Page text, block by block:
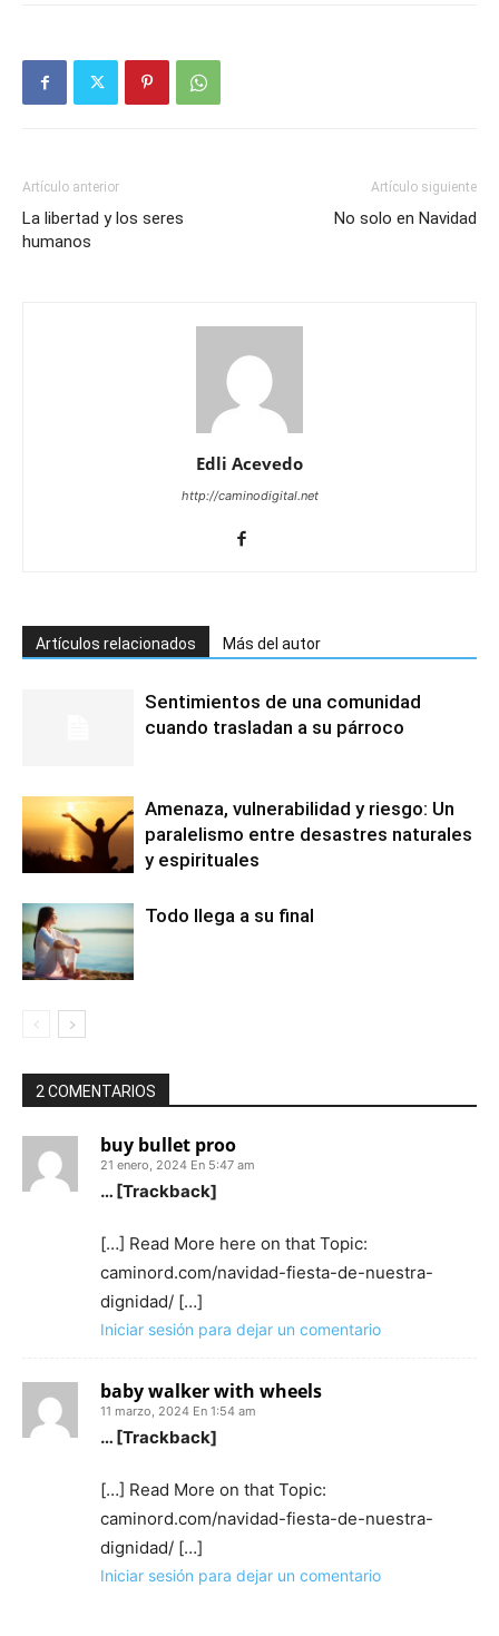
Artículo anterior
La libertad y los seres
humanos
Artículo siguiente
No solo en Navidad
Edli Acevedo
http://caminodigital.net
Artículos relacionados Más del autor
Sentimientos de una comunidad
cuando trasladan a su párroco
Amenaza, vulnerabilidad y riesgo: Un
paralelismo entre desastres naturales
y espirituales
Todo llega a su final
2 COMENTARIOS
buy bullet proo
21 enero, 2024 En 5:47 am
… [Trackback]
[…] Read More here on that Topic:
caminord.com/navidad-fiesta-de-nuestra-
dignidad/ […]
Iniciar sesión para dejar un comentario
baby walker with wheels
11 marzo, 2024 En 1:54 am
… [Trackback]
[…] Read More on that Topic:
caminord.com/navidad-fiesta-de-nuestra-
dignidad/ […]
Iniciar sesión para dejar un comentario